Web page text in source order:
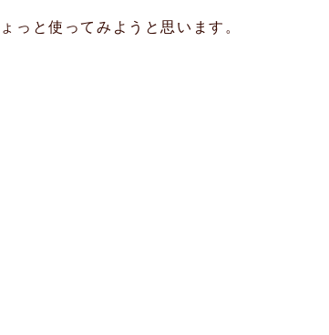
っと使ってみようと思います。